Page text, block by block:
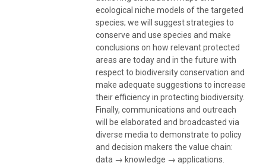
ecological niche models of the targeted
species; we will suggest strategies to
conserve and use species and make
conclusions on how relevant protected
areas are today and in the future with
respect to biodiversity conservation and
make adequate suggestions to increase
their efficiency in protecting biodiversity.
Finally, communications and outreach
will be elaborated and broadcasted via
diverse media to demonstrate to policy
and decision makers the value chain:
data → knowledge → applications.